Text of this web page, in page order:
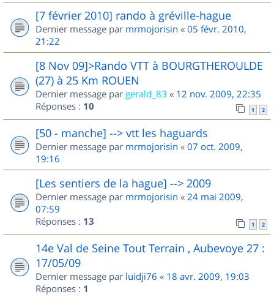
[7 février 2010] rando à gréville-hague
Dernier message par mrmojorisin « 05 févr. 2010,
21:22
[8 Nov 09]>Rando VTT à BOURGTHEROULDE
(27) à 25 Km ROUEN
Dernier message par gerald_83 « 12 nov. 2009, 22:35
Réponses : 10 1 2
[50 - manche] --> vtt les haguards
Dernier message par mrmojorisin « 07 oct. 2009,
19:16
[Les sentiers de la hague] --> 2009
Dernier message par mrmojorisin « 24 mai 2009,
07:59
Réponses : 13 1 2
14e Val de Seine Tout Terrain , Aubevoye 27 :
17/05/09
Dernier message par luidji76 « 18 avr. 2009, 19:03
Réponses : 1